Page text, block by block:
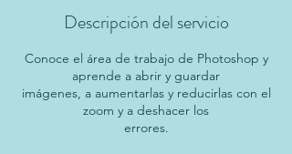
Descripción del servicio
Conoce el área de trabajo de Photoshop y
aprende a abrir y guardar
imágenes, a aumentarlas y reducirlas con el
zoom y a deshacer los
errores.